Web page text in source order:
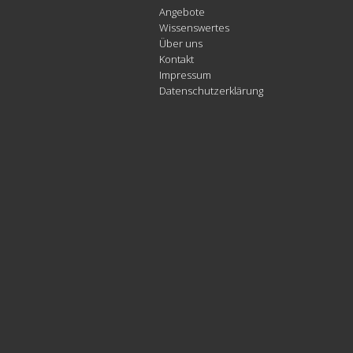
Angebote
Wissenswertes
Über uns
Kontakt
Impressum
Datenschutzerklärung